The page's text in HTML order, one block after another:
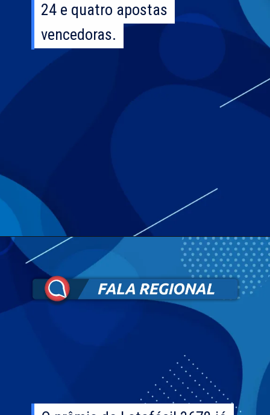
24 e quatro apostas
vencedoras.
24 e quatro apostas
vencedoras.